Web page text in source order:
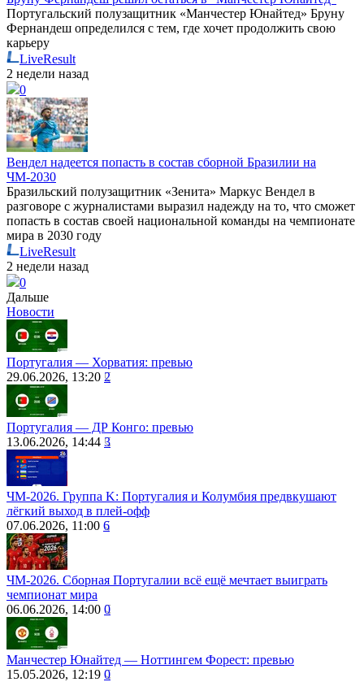
Португальский полузащитник «Манчестер Юнайтед» Бруну
Фернандеш определился с тем, где хочет продолжить свою
карьеру
LiveResult
2 недели назад
0
Вендел надеется попасть в состав сборной Бразилии на
ЧМ-2030
Бразильский полузащитник «Зенита» Маркус Вендел в
разговоре с журналистами выразил надежду на то, что сможет
попасть в состав своей национальной команды на чемпионате
мира в 2030 году
LiveResult
2 недели назад
0
Дальше
Новости
Португалия ― Хорватия: превью
29.06.2026, 13:20 2
Португалия — ДР Конго: превью
13.06.2026, 14:44 3
ЧМ-2026. Группа K: Португалия и Колумбия предвкушают
лёгкий выход в плей-офф
07.06.2026, 11:00 6
ЧМ-2026. Сборная Португалии всё ещё мечтает выиграть
чемпионат мира
06.06.2026, 14:00 0
Манчестер Юнайтед — Ноттингем Форест: превью
15.05.2026, 12:19 0